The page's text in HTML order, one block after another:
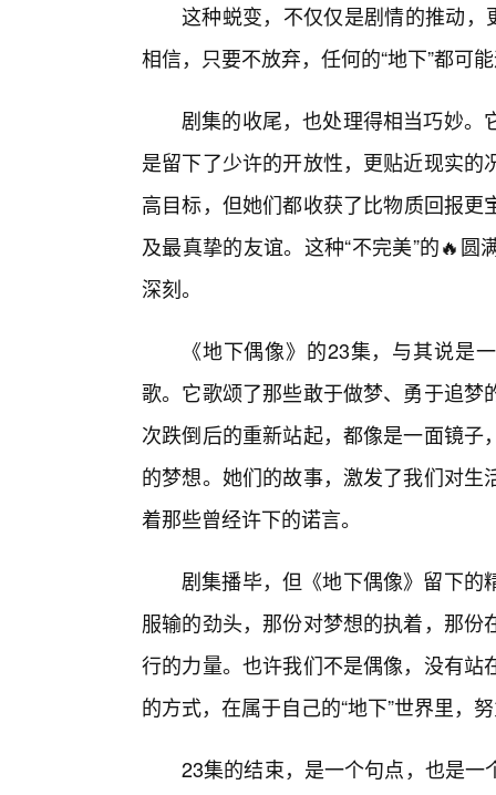
这种蜕变，不仅仅是剧情的推动，
相信，只要不放弃，任何的“地下”都可
剧集的收尾，也处理得相当巧妙。
是留下了少许的开放性，更贴近现实
高目标，但她们都收获了比物质回报
及最真挚的友谊。这种“不完美”的🔥
深刻。
《地下偶像》的23集，与其说是
歌。它歌颂了那些敢于做梦、勇于追
次跌倒后的重新站起，都像是一面镜
的梦想。她们的故事，激发了我们对
着那些曾经许下的诺言。
剧集播毕，但《地下偶像》留下的
服输的劲头，那份对梦想的执着，那
行的力量。也许我们不是偶像，没有
的方式，在属于自己的“地下”世界里，
23集的结束，是一个句点，也是